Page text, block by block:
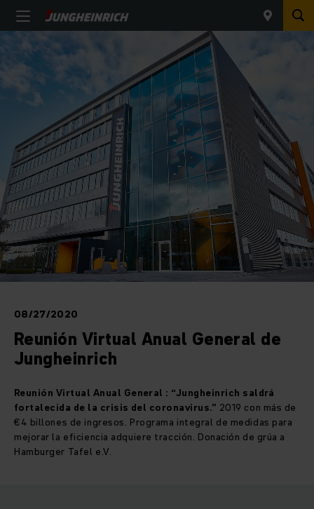
08/27/2020
Reunión Virtual Anual General de
Jungheinrich
Reunión Virtual Anual General : “Jungheinrich saldrá
fortalecida de la crisis del coronavirus.” 2019 con más de
€4 billones de ingresos. Programa integral de medidas para
mejorar la eficiencia adquiere tracción. Donación de grúa a
Hamburger Tafel e.V.